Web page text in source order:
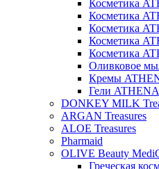
Косметика
Косметика
Косметика
Косметика
Косметика
Оливковое
Кремы
Гели
DONKEY MILK
ARGAN Treasures
ALOE Treasures
Pharmaid
OLIVE Beauty
Греческая